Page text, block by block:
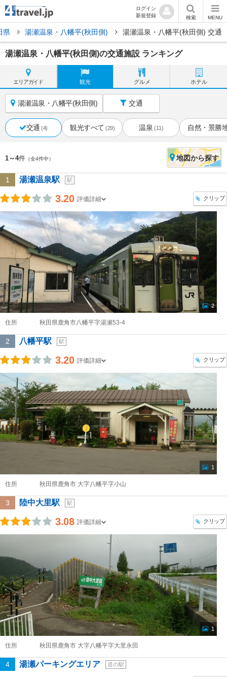
ログイン
新規登録
検索 MENU
県 湯瀬温泉・八幡平(秋田側) 湯瀬温泉・八幡平(秋田側) 交通
湯瀬温泉・八幡平(秋田側)の交通施設 ランキング
エリアガイド 観光 グルメ ホテル
湯瀬温泉・八幡平(秋田側) 交通
交通 (4) 観光すべて (29) 温泉 (11) 自然・景勝
1～4件 （全4件中） 地図から探す
1 湯瀬温泉駅 駅
3.20 評価詳細 クリップ
2
住所 秋田県鹿角市八幡平字湯瀬53-4
2 八幡平駅 駅
3.20 評価詳細 クリップ
1
住所 秋田県鹿角市 大字八幡平字小山
3 陸中大里駅 駅
3.08 評価詳細 クリップ
1
住所 秋田県鹿角市 大字八幡平字大里永田
4 湯瀬パーキングエリア 道の駅